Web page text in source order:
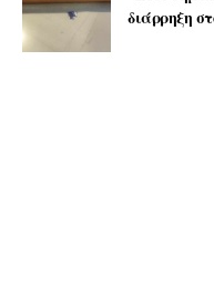
διάρρηξη